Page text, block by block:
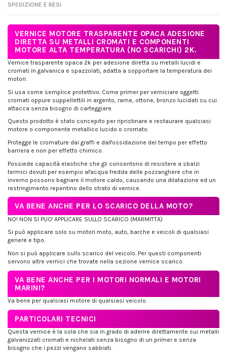
SPEDIZIONE E RESI
VERNICE MOTORE TRASPARENTE OPACA ADESIONE
DIRETTA SU METALLI CROMATI E COMPONENTI
MOTORE ALTA TEMPERATURA (NO SCARICHI) 2K.
Vernice trasparente opaca 2k per adesione diretta su metalli lucidi e
cromati in galvanica e spazzolati, adatta a sopportare la temperatura dei
motori.
Si usa come semplice protettivo. Come primer per verniciare oggetti
cromati oppure suppellettili in argento, rame, ottone, bronzo lucidati su cui
attacca senza bisogno di carteggiare.
Questo prodotto è stato concepito per ripristinare e restaurare qualsiasi
motore o componente metallico lucido o cromato.
Protegge le cromature dai graffi e dall'ossidazione del tempo per effetto
barriera e non per effetto chimico.
Possiede capacità elastiche che gli consentono di resistere a sbalzi
termici dovuti per esempio al'acqua fredda delle pozzanghere che in
inverno possono bagnare il motore caldo, causando una dilatazione ed un
restringimento repentino dello strato di vernice.
VA BENE ANCHE PER LO SCARICO DELLA MOTO?
NO! NON SI PUO' APPLICARE SULLO SCARICO (MARMITTA)
Si può applicare solo su motori moto, auto, barche e veicoli di qualsiasi
genere e tipo.
Non si può applicare sullo scarico del veicolo. Per questi componenti
servono altre vernici che trovate nella sezione vernice scarico.
VA BENE ANCHE PER I MOTORI NORMALI E MOTORI
MARINI?
Va bene per qualsiasi motore di qualsiasi veicolo.
PARTICOLARI TECNICI
Questa vernice è la sola che sia in grado di aderire direttamente sui metalli
galvanizzati cromati e nichelati senza bisogno di un primer e senza
bisogno che i pezzi vengano sabbiati.